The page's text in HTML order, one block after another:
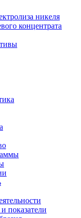
никеля
концентрата
показатели